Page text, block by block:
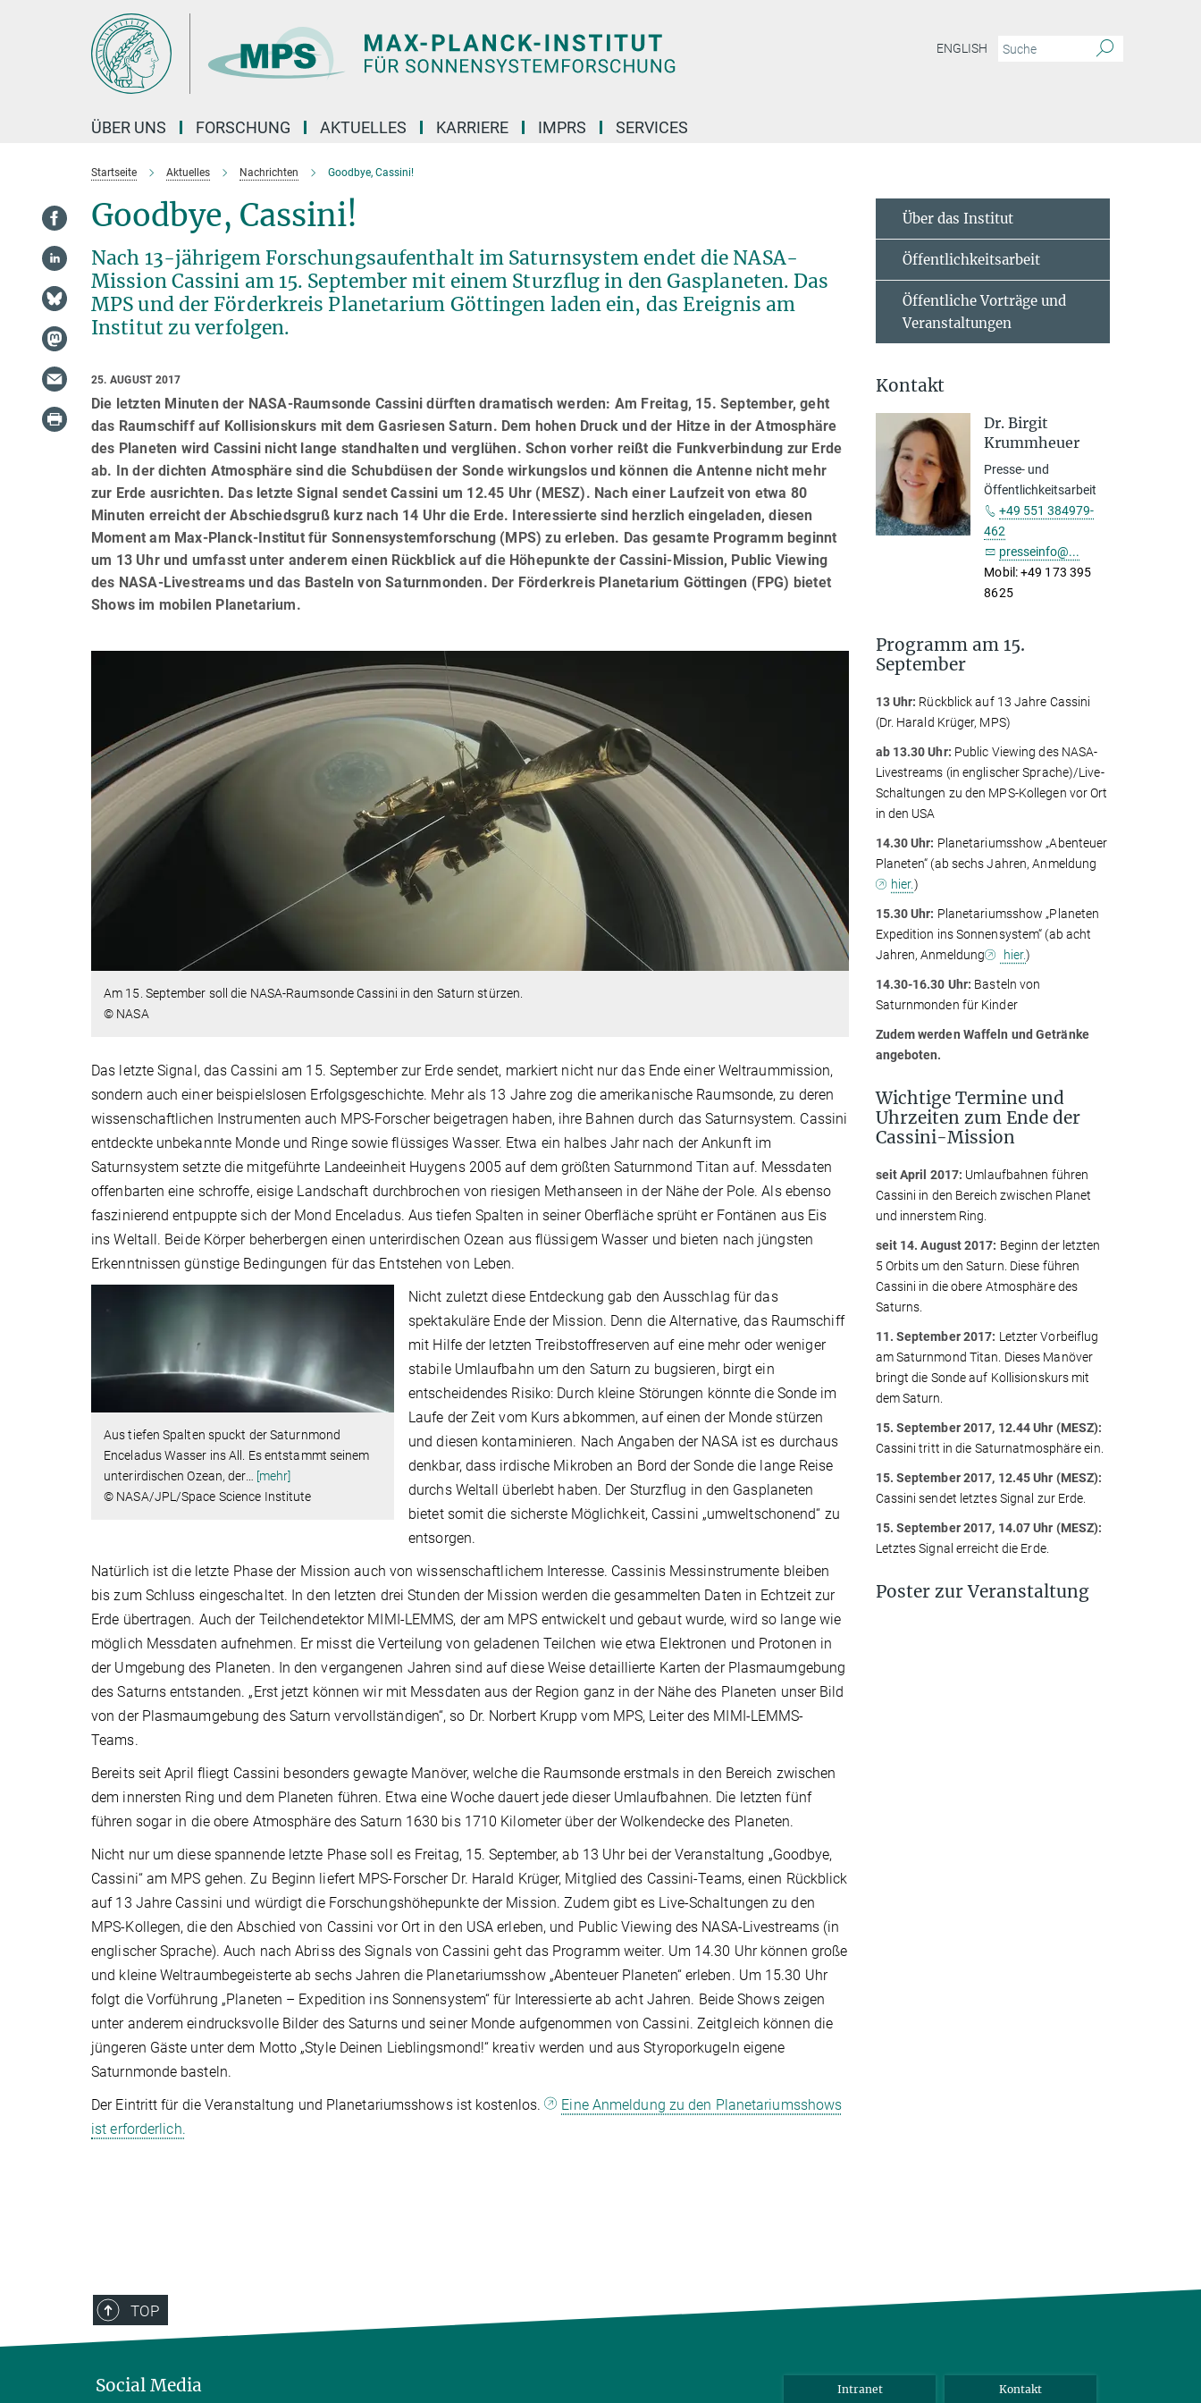
ENGLISH
ÜBER UNS FORSCHUNG AKTUELLES KARRIERE IMPRS SERVICES
Startseite Aktuelles Nachrichten Goodbye, Cassini!
Goodbye, Cassini!
Nach 13-jährigem Forschungsaufenthalt im Saturnsystem endet die NASA-
Mission Cassini am 15. September mit einem Sturzflug in den Gasplaneten. Das
MPS und der Förderkreis Planetarium Göttingen laden ein, das Ereignis am
Institut zu verfolgen.
25. AUGUST 2017
Die letzten Minuten der NASA-Raumsonde Cassini dürften dramatisch werden: Am Freitag, 15. September, geht
das Raumschiff auf Kollisionskurs mit dem Gasriesen Saturn. Dem hohen Druck und der Hitze in der Atmosphäre
des Planeten wird Cassini nicht lange standhalten und verglühen. Schon vorher reißt die Funkverbindung zur Erde
ab. In der dichten Atmosphäre sind die Schubdüsen der Sonde wirkungslos und können die Antenne nicht mehr
zur Erde ausrichten. Das letzte Signal sendet Cassini um 12.45 Uhr (MESZ). Nach einer Laufzeit von etwa 80
Minuten erreicht der Abschiedsgruß kurz nach 14 Uhr die Erde. Interessierte sind herzlich eingeladen, diesen
Moment am Max-Planck-Institut für Sonnensystemforschung (MPS) zu erleben. Das gesamte Programm beginnt
um 13 Uhr und umfasst unter anderem einen Rückblick auf die Höhepunkte der Cassini-Mission, Public Viewing
des NASA-Livestreams und das Basteln von Saturnmonden. Der Förderkreis Planetarium Göttingen (FPG) bietet
Shows im mobilen Planetarium.
Am 15. September soll die NASA-Raumsonde Cassini in den Saturn stürzen.
© NASA
Das letzte Signal, das Cassini am 15. September zur Erde sendet, markiert nicht nur das Ende einer Weltraummission,
sondern auch einer beispielslosen Erfolgsgeschichte. Mehr als 13 Jahre zog die amerikanische Raumsonde, zu deren
wissenschaftlichen Instrumenten auch MPS-Forscher beigetragen haben, ihre Bahnen durch das Saturnsystem. Cassini
entdeckte unbekannte Monde und Ringe sowie flüssiges Wasser. Etwa ein halbes Jahr nach der Ankunft im
Saturnsystem setzte die mitgeführte Landeeinheit Huygens 2005 auf dem größten Saturnmond Titan auf. Messdaten
offenbarten eine schroffe, eisige Landschaft durchbrochen von riesigen Methanseen in der Nähe der Pole. Als ebenso
faszinierend entpuppte sich der Mond Enceladus. Aus tiefen Spalten in seiner Oberfläche sprüht er Fontänen aus Eis
ins Weltall. Beide Körper beherbergen einen unterirdischen Ozean aus flüssigem Wasser und bieten nach jüngsten
Erkenntnissen günstige Bedingungen für das Entstehen von Leben.
Aus tiefen Spalten spuckt der Saturnmond
Enceladus Wasser ins All. Es entstammt seinem
unterirdischen Ozean, der…
[mehr]
© NASA/JPL/Space Science Institute
Nicht zuletzt diese Entdeckung gab den Ausschlag für das
spektakuläre Ende der Mission. Denn die Alternative, das Raumschiff
mit Hilfe der letzten Treibstoffreserven auf eine mehr oder weniger
stabile Umlaufbahn um den Saturn zu bugsieren, birgt ein
entscheidendes Risiko: Durch kleine Störungen könnte die Sonde im
Laufe der Zeit vom Kurs abkommen, auf einen der Monde stürzen
und diesen kontaminieren. Nach Angaben der NASA ist es durchaus
denkbar, dass irdische Mikroben an Bord der Sonde die lange Reise
durchs Weltall überlebt haben. Der Sturzflug in den Gasplaneten
bietet somit die sicherste Möglichkeit, Cassini „umweltschonend“ zu
entsorgen.
Natürlich ist die letzte Phase der Mission auch von wissenschaftlichem Interesse. Cassinis Messinstrumente bleiben
bis zum Schluss eingeschaltet. In den letzten drei Stunden der Mission werden die gesammelten Daten in Echtzeit zur
Erde übertragen. Auch der Teilchendetektor MIMI-LEMMS, der am MPS entwickelt und gebaut wurde, wird so lange wie
möglich Messdaten aufnehmen. Er misst die Verteilung von geladenen Teilchen wie etwa Elektronen und Protonen in
der Umgebung des Planeten. In den vergangenen Jahren sind auf diese Weise detaillierte Karten der Plasmaumgebung
des Saturns entstanden. „Erst jetzt können wir mit Messdaten aus der Region ganz in der Nähe des Planeten unser Bild
von der Plasmaumgebung des Saturn vervollständigen“, so Dr. Norbert Krupp vom MPS, Leiter des MIMI-LEMMS-
Teams.
Bereits seit April fliegt Cassini besonders gewagte Manöver, welche die Raumsonde erstmals in den Bereich zwischen
dem innersten Ring und dem Planeten führen. Etwa eine Woche dauert jede dieser Umlaufbahnen. Die letzten fünf
führen sogar in die obere Atmosphäre des Saturn 1630 bis 1710 Kilometer über der Wolkendecke des Planeten.
Nicht nur um diese spannende letzte Phase soll es Freitag, 15. September, ab 13 Uhr bei der Veranstaltung „Goodbye,
Cassini“ am MPS gehen. Zu Beginn liefert MPS-Forscher Dr. Harald Krüger, Mitglied des Cassini-Teams, einen Rückblick
auf 13 Jahre Cassini und würdigt die Forschungshöhepunkte der Mission. Zudem gibt es Live-Schaltungen zu den
MPS-Kollegen, die den Abschied von Cassini vor Ort in den USA erleben, und Public Viewing des NASA-Livestreams (in
englischer Sprache). Auch nach Abriss des Signals von Cassini geht das Programm weiter. Um 14.30 Uhr können große
und kleine Weltraumbegeisterte ab sechs Jahren die Planetariumsshow „Abenteuer Planeten“ erleben. Um 15.30 Uhr
folgt die Vorführung „Planeten – Expedition ins Sonnensystem“ für Interessierte ab acht Jahren. Beide Shows zeigen
unter anderem eindrucksvolle Bilder des Saturns und seiner Monde aufgenommen von Cassini. Zeitgleich können die
jüngeren Gäste unter dem Motto „Style Deinen Lieblingsmond!“ kreativ werden und aus Styroporkugeln eigene
Saturnmonde basteln.
Der Eintritt für die Veranstaltung und Planetariumsshows ist kostenlos.
Eine Anmeldung zu den Planetariumsshows
ist erforderlich.
Über das Institut
Öffentlichkeitsarbeit
Öffentliche Vorträge und
Veranstaltungen
Kontakt
Dr. Birgit
Krummheuer
Presse- und
Öffentlichkeitsarbeit
+49 551 384979-
462
presseinfo@...
Mobil: +49 173 395
8625
Programm am 15.
September
13 Uhr: Rückblick auf 13 Jahre Cassini
(Dr. Harald Krüger, MPS)
ab 13.30 Uhr: Public Viewing des NASA-
Livestreams (in englischer Sprache)/Live-
Schaltungen zu den MPS-Kollegen vor Ort
in den USA
14.30 Uhr: Planetariumsshow „Abenteuer
Planeten“ (ab sechs Jahren, Anmeldung
hier.)
15.30 Uhr: Planetariumsshow „Planeten
Expedition ins Sonnensystem“ (ab acht
Jahren, Anmeldung
hier.)
14.30-16.30 Uhr: Basteln von
Saturnmonden für Kinder
Zudem werden Waffeln und Getränke
angeboten.
Wichtige Termine und
Uhrzeiten zum Ende der
Cassini-Mission
seit April 2017: Umlaufbahnen führen
Cassini in den Bereich zwischen Planet
und innerstem Ring.
seit 14. August 2017: Beginn der letzten
5 Orbits um den Saturn. Diese führen
Cassini in die obere Atmosphäre des
Saturns.
11. September 2017: Letzter Vorbeiflug
am Saturnmond Titan. Dieses Manöver
bringt die Sonde auf Kollisionskurs mit
dem Saturn.
15. September 2017, 12.44 Uhr (MESZ):
Cassini tritt in die Saturnatmosphäre ein.
15. September 2017, 12.45 Uhr (MESZ):
Cassini sendet letztes Signal zur Erde.
15. September 2017, 14.07 Uhr (MESZ):
Letztes Signal erreicht die Erde.
Poster zur Veranstaltung
TOP
Social Media Intranet Kontakt